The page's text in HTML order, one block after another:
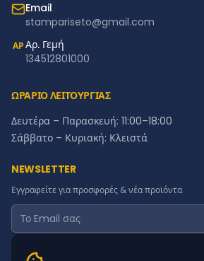
Email
stampariseto@gmail.com
ΑΡΑρ. Γεμή
134512801000
ΩΡΑΡΙΟ ΛΕΙΤΟΥΡΓΙΑΣ
Δευτέρα – Παρασκευή: 11:00–18:00
Σάββατο – Κυριακή: Κλειστά
NEWSLETTER
Εγγραφείτε για προσφορές & νέα προϊόντα